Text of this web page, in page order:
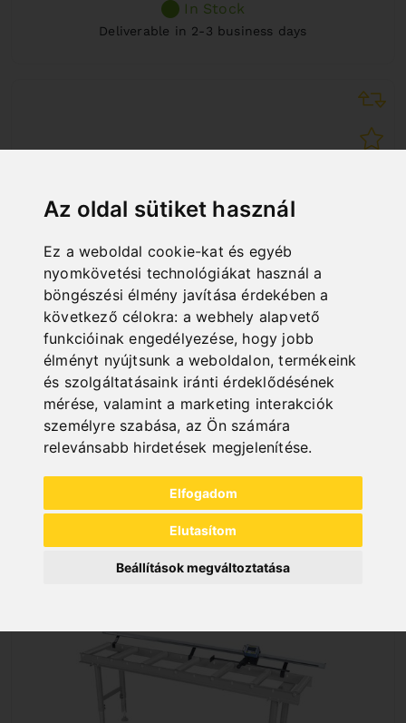
Az oldal sütiket használ
Ez a weboldal cookie-kat és egyéb
nyomkövetési technológiákat használ a
böngészési élmény javítása érdekében a
következő célokra: a webhely alapvető
funkcióinak engedélyezése, hogy jobb
élményt nyújtsunk a weboldalon,termékeink
és szolgáltatásaink iránti érdeklődésének
mérése, valamint a marketing interakciók
személyre szabása, az Ön számára
relevánsabb hirdetések megjelenítése.
Elfogadom
Elutasítom
Beállítások megváltoztatása
In Stock
Deliverable in 2-3 business days
RB 3000 A
Art. No. : 07-1515XL
1 296,00 EUR
incl. 20% VAT
In Stock
Deliverable in 2-3 business days